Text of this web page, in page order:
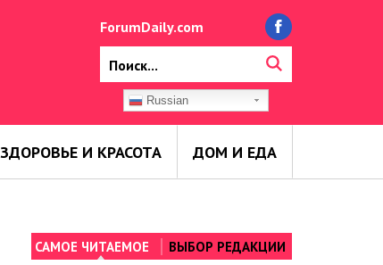
ForumDaily.com
Russian
ЗДОРОВЬЕ И КРАСОТА ДОМ И ЕДА
САМОЕ ЧИТАЕМОЕ ВЫБОР РЕДАКЦИИ